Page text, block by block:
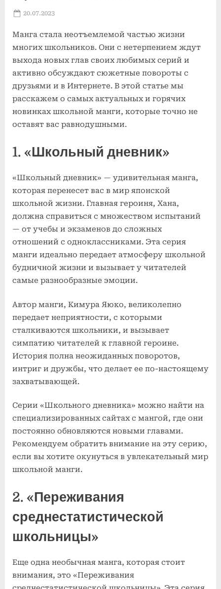
Posted
20.07.2023
Манга стала неотъемлемой частью жизни
многих школьников. Они с нетерпением ждут
выхода новых глав своих любимых серий и
активно обсуждают сюжетные повороты с
друзьями и в Интернете. В этой статье мы
расскажем о самых актуальных и горячих
новинках школьной манги, которые точно не
оставят вас равнодушными.
1. «Школьный дневник»
«Школьный дневник» — удивительная манга,
которая перенесет вас в мир японской
школьной жизни. Главная героиня, Хана,
должна справиться с множеством испытаний
— от учебы и экзаменов до сложных
отношений с одноклассниками. Эта серия
манги идеально передает атмосферу школьной
будничной жизни и вызывает у читателей
самые разнообразные эмоции.
Автор манги, Кимура Яюко, великолепно
передает неприятности, с которыми
сталкиваются школьники, и вызывает
симпатию читателей к главной героине.
История полна неожиданных поворотов,
интриг и дружбы, что делает ее по-настоящему
захватывающей.
Серии «Школьного дневника» можно найти на
специализированных сайтах с мангой, где они
постоянно обновляются новыми главами.
Рекомендуем обратить внимание на эту серию,
если вы хотите окунуться в увлекательный мир
школьной манги.
2. «Переживания
среднестатистической
школьницы»
Еще одна необычная манга, которая стоит
внимания, это «Переживания